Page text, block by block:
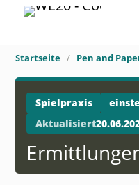
Startseite Pen and
Spielpraxis
Aktualisiert